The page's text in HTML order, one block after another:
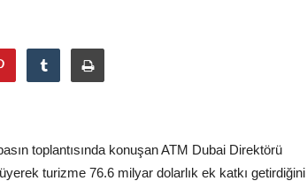
toplantısında konuşan ATM Dubai Direktörü
turizme 76.6 milyar dolarlık ek katkı getirdiğini